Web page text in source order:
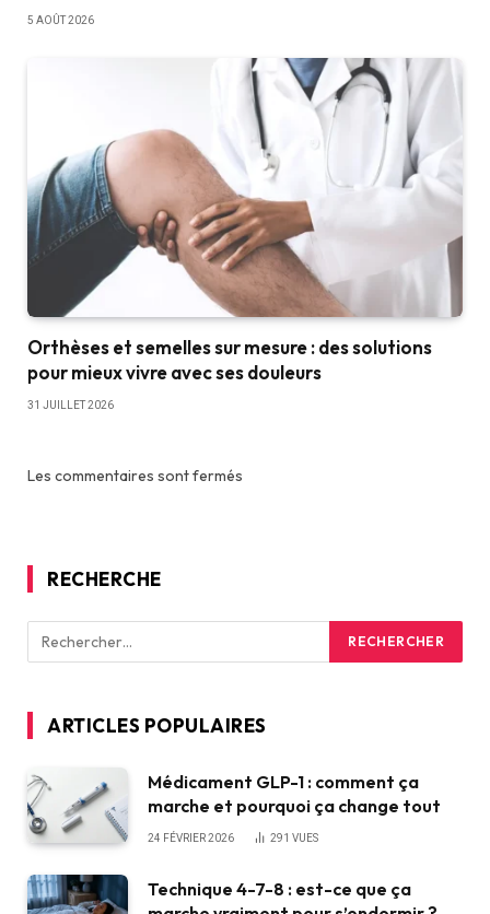
5 AOÛT 2026
Orthèses et semelles sur mesure : des solutions
pour mieux vivre avec ses douleurs
31 JUILLET 2026
Les commentaires sont fermés
RECHERCHE
ARTICLES POPULAIRES
Médicament GLP-1 : comment ça
marche et pourquoi ça change tout
24 FÉVRIER 2026 291 VUES
Technique 4-7-8 : est-ce que ça